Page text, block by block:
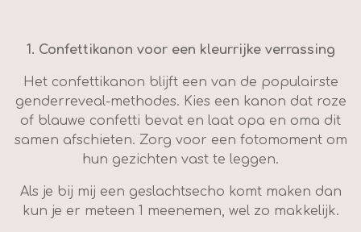
1. Confettikanon voor een kleurrijke verrassing
Het confettikanon blijft een van de populairste
genderreveal-methodes. Kies een kanon dat roze
of blauwe confetti bevat en laat opa en oma dit
samen afschieten. Zorg voor een fotomoment om
hun gezichten vast te leggen.
Als je bij mij een geslachtsecho komt maken dan
kun je er meteen 1 meenemen, wel zo makkelijk.